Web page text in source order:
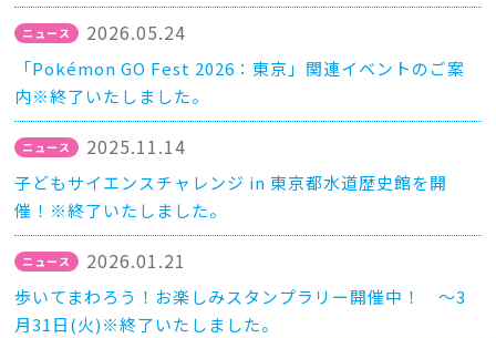
2026.05.24
「Pokémon GO Fest 2026：東京」関連イベントのご案
内※終了いたしました。
2025.11.14
子どもサイエンスチャレンジ in 東京都水道歴史館を開
催！※終了いたしました。
2026.01.21
歩いてまわろう！お楽しみスタンプラリー開催中！ ～3
月31日(火)※終了いたしました。